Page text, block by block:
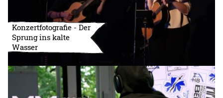
Konzertfotografie - Der
Sprung ins kalte
Wasser